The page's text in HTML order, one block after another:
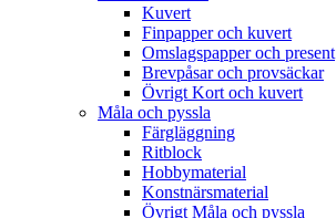
Kuvert
Finpapper och kuvert
Omslagspapper och present
Brevpåsar och provsäckar
Övrigt Kort och kuvert
Måla och pyssla
Färgläggning
Ritblock
Hobbymaterial
Konstnärsmaterial
Övrigt Måla och pyssla